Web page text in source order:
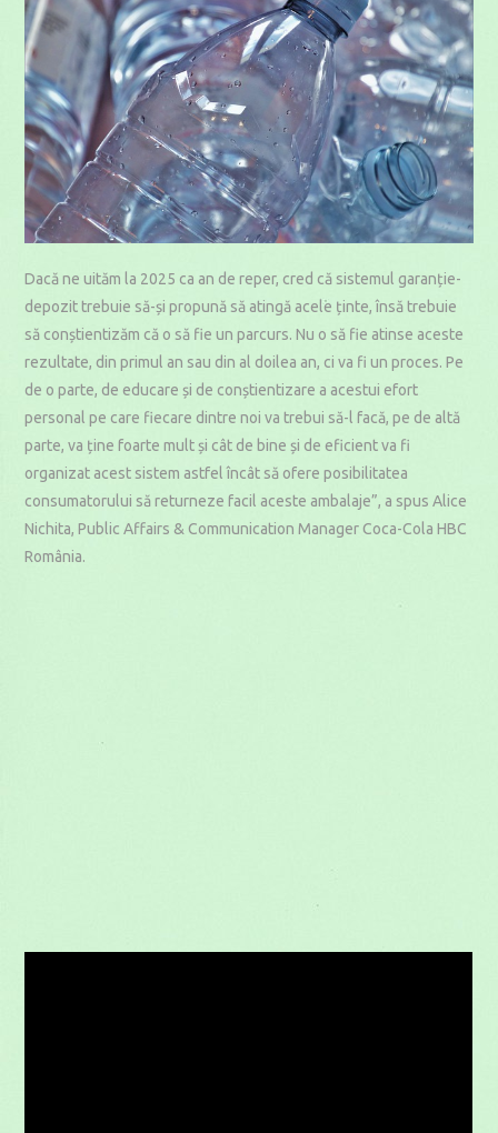
Dacă ne uităm la 2025 ca an de reper, cred că sistemul garanție-
depozit trebuie să-și propună să atingă acele ținte, însă trebuie
să conștientizăm că o să fie un parcurs. Nu o să fie atinse aceste
rezultate, din primul an sau din al doilea an, ci va fi un proces. Pe
de o parte, de educare și de conștientizare a acestui efort
personal pe care fiecare dintre noi va trebui să-l facă, pe de altă
parte, va ține foarte mult și cât de bine și de eficient va fi
organizat acest sistem astfel încât să ofere posibilitatea
consumatorului să returneze facil aceste ambalaje”, a spus Alice
Nichita, Public Affairs & Communication Manager Coca-Cola HBC
România.